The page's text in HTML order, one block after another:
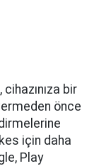
bir
önce
için daha
Play